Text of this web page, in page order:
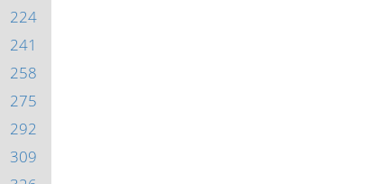
224
241
258
275
292
309